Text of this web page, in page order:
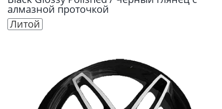
алмазной проточкой
Литой